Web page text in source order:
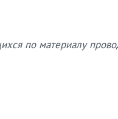
по материалу